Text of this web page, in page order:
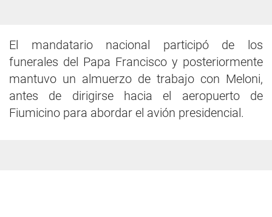
El mandatario nacional participó de los
funerales del Papa Francisco y posteriormente
mantuvo un almuerzo de trabajo con Meloni,
antes de dirigirse hacia el aeropuerto de
Fiumicino para abordar el avión presidencial.